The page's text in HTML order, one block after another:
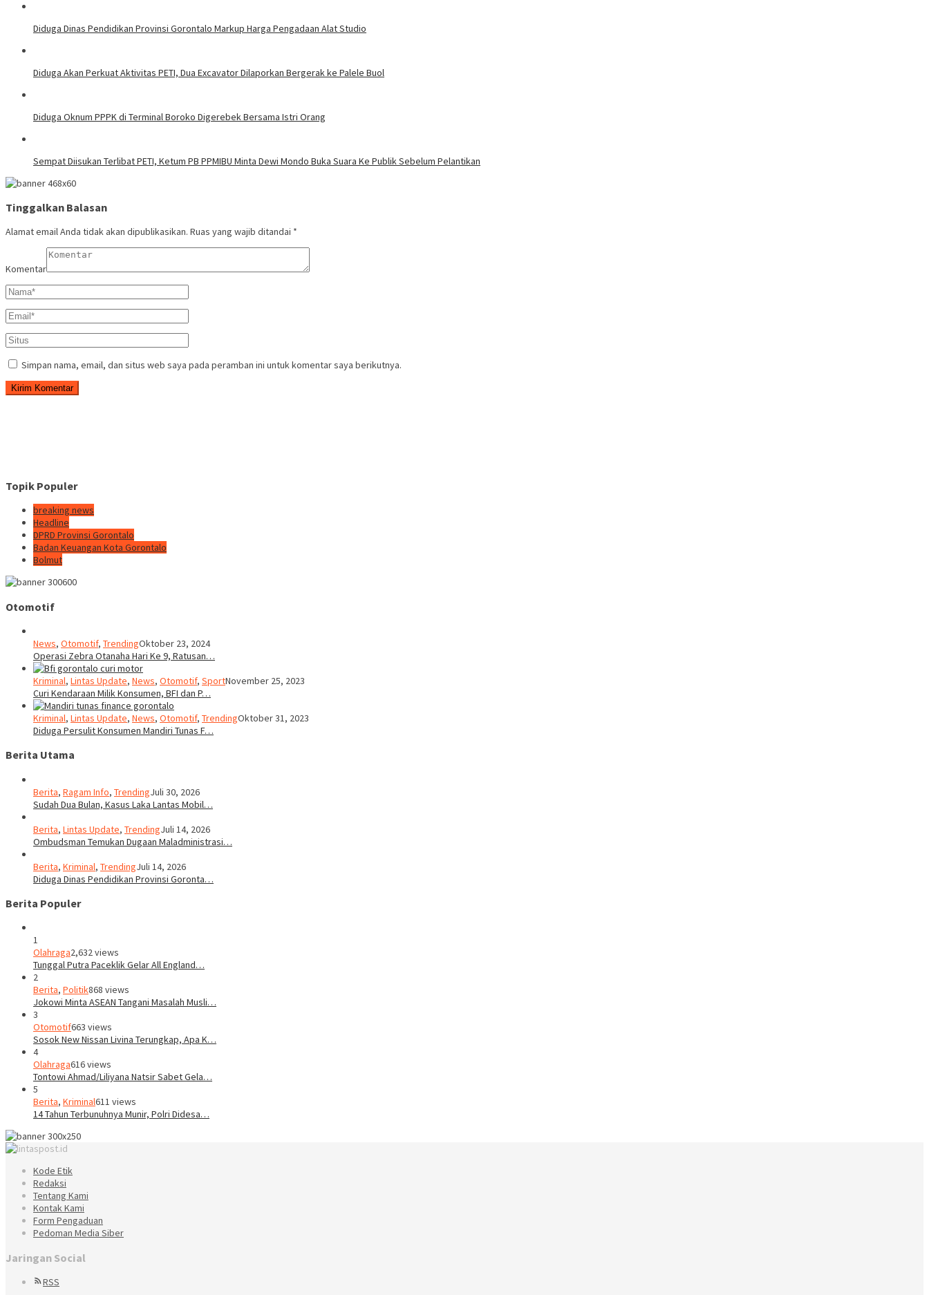
Diduga Dinas Pendidikan Provinsi Gorontalo Markup Harga Pengadaan Alat Studio
Diduga Akan Perkuat Aktivitas PETI, Dua Excavator Dilaporkan Bergerak ke Palele Buol
Diduga Oknum PPPK di Terminal Boroko Digerebek Bersama Istri Orang
Sempat Diisukan Terlibat PETI, Ketum PB PPMIBU Minta Dewi Mondo Buka Suara Ke Publik Sebelum Pelantikan
Tinggalkan Balasan
Alamat email Anda tidak akan dipublikasikan. Ruas yang wajib ditandai *
Komentar
Simpan nama, email, dan situs web saya pada peramban ini untuk komentar saya berikutnya.
Topik Populer
breaking news
Headline
DPRD Provinsi Gorontalo
Badan Keuangan Kota Gorontalo
Bolmut
Otomotif
News, Otomotif, TrendingOktober 23, 2024
Operasi Zebra Otanaha Hari Ke 9, Ratusan…
Kriminal, Lintas Update, News, Otomotif, SportNovember 25, 2023
Curi Kendaraan Milik Konsumen, BFI dan P…
Kriminal, Lintas Update, News, Otomotif, TrendingOktober 31, 2023
Diduga Persulit Konsumen Mandiri Tunas F…
Berita Utama
Berita, Ragam Info, TrendingJuli 30, 2026
Sudah Dua Bulan, Kasus Laka Lantas Mobil…
Berita, Lintas Update, TrendingJuli 14, 2026
Ombudsman Temukan Dugaan Maladministrasi…
Berita, Kriminal, TrendingJuli 14, 2026
Diduga Dinas Pendidikan Provinsi Goronta…
Berita Populer
1
Olahraga2,632 views
Tunggal Putra Paceklik Gelar All England…
2
Berita, Politik868 views
Jokowi Minta ASEAN Tangani Masalah Musli…
3
Otomotif663 views
Sosok New Nissan Livina Terungkap, Apa K…
4
Olahraga616 views
Tontowi Ahmad/Liliyana Natsir Sabet Gela…
5
Berita, Kriminal611 views
14 Tahun Terbunuhnya Munir, Polri Didesa…
Kode Etik
Redaksi
Tentang Kami
Kontak Kami
Form Pengaduan
Pedoman Media Siber
Jaringan Social
RSS